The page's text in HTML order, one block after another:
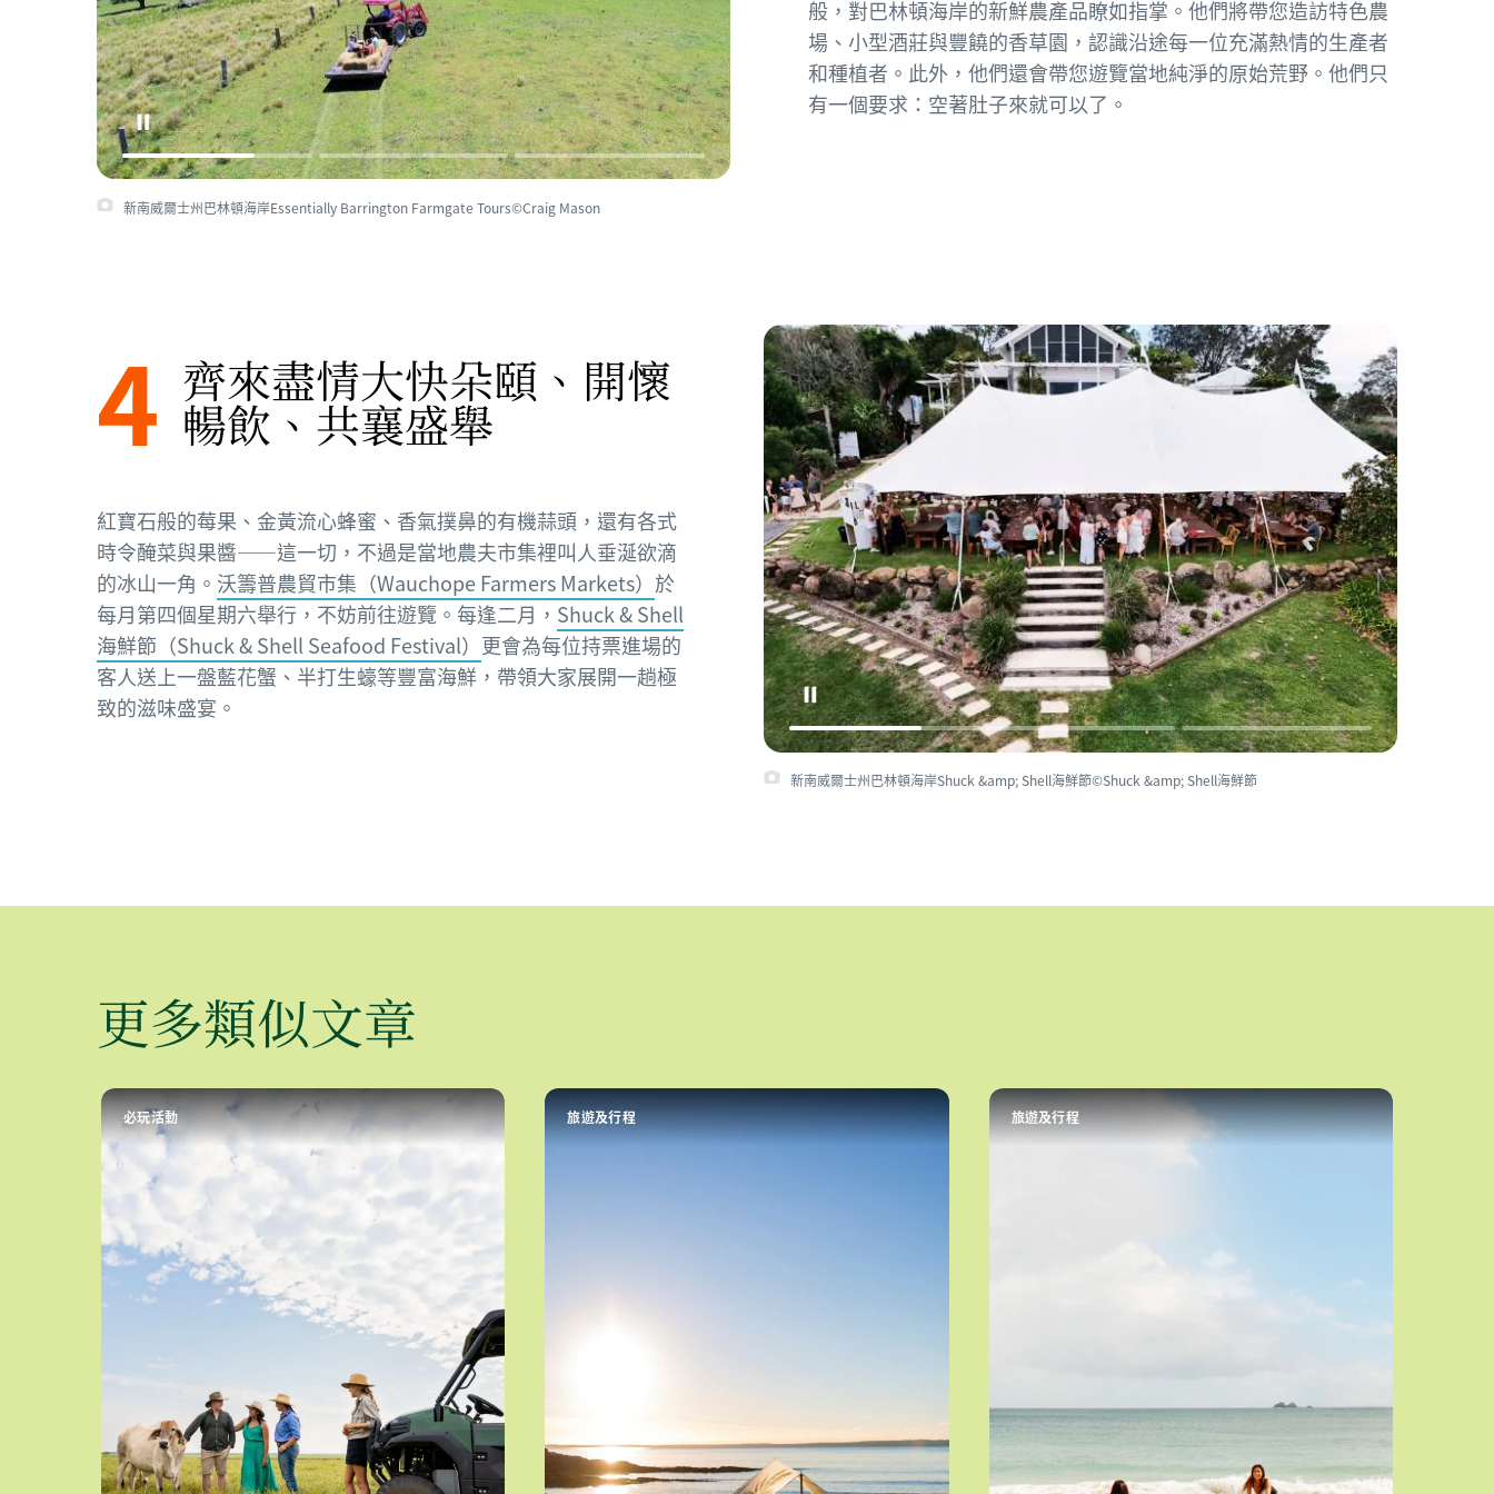
新南威爾士州巴林頓海岸Essentially Barrington Farmgate Tours©Craig Mason
般，對巴林頓海岸的新鮮農產品瞭如指掌。他們將帶您造訪特色農
場、小型酒莊與豐饒的香草園，認識沿途每一位充滿熱情的生產者
和種植者。此外，他們還會帶您遊覽當地純淨的原始荒野。他們只
有一個要求：空著肚子來就可以了。
新南威爾士州巴林頓海岸Shuck &amp; Shell海鮮節©Shuck &amp; Shell海鮮節
4 齊來盡情大快朵頤、開懷
暢飲、共襄盛舉
紅寶石般的莓果、金黃流心蜂蜜、香氣撲鼻的有機蒜頭，還有各式
時令醃菜與果醬——這一切，不過是當地農夫市集裡叫人垂涎欲滴
的冰山一角。 沃籌普農貿市集（Wauchope Farmers Markets） 於
每月第四個星期六舉行，不妨前往遊覽。每逢二月， Shuck & Shell
海鮮節（Shuck & Shell Seafood Festival） 更會為每位持票進場的
客人送上一盤藍花蟹、半打生蠔等豐富海鮮，帶領大家展開一趟極
致的滋味盛宴。
更多類似文章
必玩活動 旅遊及行程 旅遊及行程